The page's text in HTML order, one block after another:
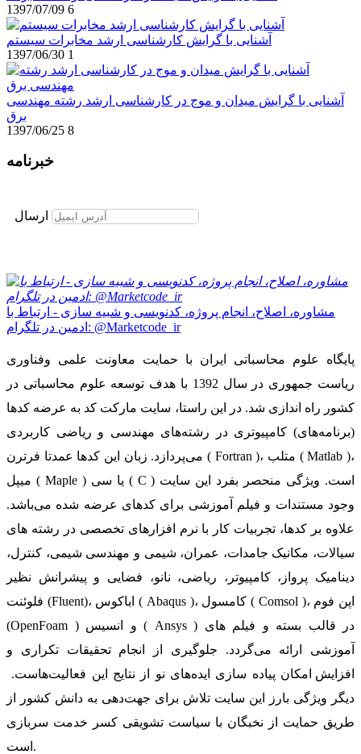
1397/07/09 6
آشنایی با گرایش کارشناسی ارشد مخابرات سیستم
1397/06/30 1
آشنایی با گرایش میدان و موج در کارشناسی ارشد رشته مهندسی
برق
1397/06/25 8
خبرنامه
ارسال
مشاوره، اصلاح، انجام پروژه، کدنویسی و شبیه سازی - ارتباط با
ادمین در تلگرام: @Marketcode_ir
پایگاه علوم محاسباتی ایران با حمایت معاونت علمی وفناوری
ریاست جمهوری در سال 1392 با هدف توسعه علوم محاسباتی در
کشور راه اندازی شد. در این راستا، سایت مارکت کد به عرضه کدها
(برنامه‌های) کامپیوتری در رشته‌های مهندسی و ریاضی کاربردی
می‌پردازد. زبان این کدها عمدتا فرترن ( Fortran )، متلب ( Matlab )،
میپل ( Maple ) یا سی ( C ) است. ویژگی منحصر بفرد این سایت
وجود مستندات و فیلم آموزشی برای کدهای عرضه شده می‌باشد.
علاوه بر کدها، تجربیات کار با نرم افزارهای تخصصی در رشته های
سیالات، مکانیک جامدات، عمران، شیمی و مهندسی شیمی، کنترل،
دینامیک پرواز، کامپیوتر، ریاضی، نانو، فضایی و پیشرانش نظیر
فلوئنت (Fluent)، اباکوس ( Abaqus )، کامسول ( Comsol )، اپن فوم
(OpenFoam ) و انسیس ( Ansys ) در قالب بسته‌ و فیلم های
آموزشی ارائه می‌گردد. جلوگیری از انجام تحقیقات تکراری و
افزایش امکان پیاده سازی ایده‌های نو از نتایج این فعالیت‌هاست.
دیگر ویژگی بارز این سایت تلاش برای جهت‌دهی به دانش کشور از
طریق حمایت از نخبگان با سیاست تشویقی کسر خدمت سربازی
است.